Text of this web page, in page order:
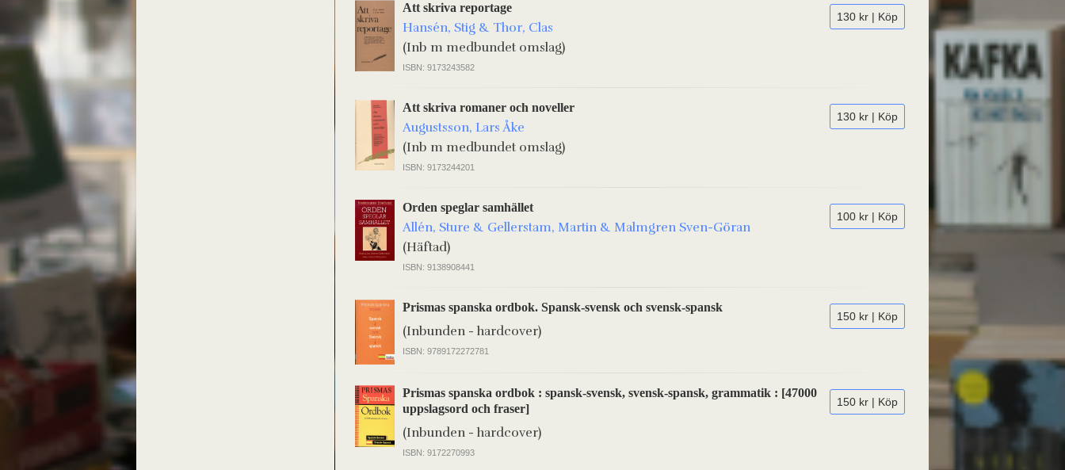
130 kr | Köp
Att skriva reportage
Hansén, Stig & Thor, Clas
(Inb m medbundet omslag)
ISBN: 9173243582
130 kr | Köp
Att skriva romaner och noveller
Augustsson, Lars Åke
(Inb m medbundet omslag)
ISBN: 9173244201
100 kr | Köp
Orden speglar samhället
Allén, Sture & Gellerstam, Martin & Malmgren Sven-Göran
(Häftad)
ISBN: 9138908441
150 kr | Köp
Prismas spanska ordbok. Spansk-svensk och svensk-spansk
(Inbunden - hardcover)
ISBN: 9789172272781
150 kr | Köp
Prismas spanska ordbok : spansk-svensk, svensk-spansk, grammatik : [47000
uppslagsord och fraser]
(Inbunden - hardcover)
ISBN: 9172270993